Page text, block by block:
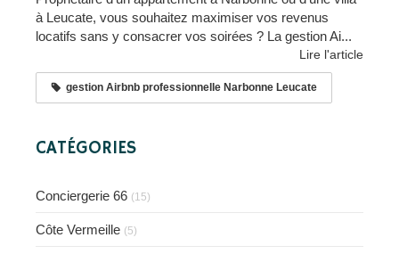
à Leucate, vous souhaitez maximiser vos revenus
locatifs sans y consacrer vos soirées ? La gestion Ai...
Lire l'article
gestion Airbnb professionnelle Narbonne Leucate
CATÉGORIES
Conciergerie 66 (15)
Côte Vermeille (5)